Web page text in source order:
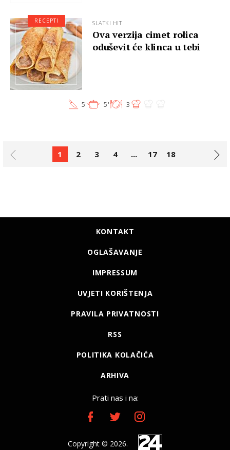
SLATKI HIT
Ova verzija cimet rolica
oduševit će klinca u tebi
5' 5' 3
RECEPTI
1 2 3 4 ... 17 18
KONTAKT
OGLAŠAVANJE
IMPRESSUM
UVJETI KORIŠTENJA
PRAVILA PRIVATNOSTI
RSS
POLITIKA KOLAČIĆA
ARHIVA
Prati nas i na:
Copyright © 2026.